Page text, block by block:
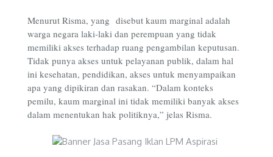
Menurut Risma, yang disebut kaum marginal adalah
warga negara laki-laki dan perempuan yang tidak
memiliki akses terhadap ruang pengambilan keputusan.
Tidak punya akses untuk pelayanan publik, dalam hal
ini kesehatan, pendidikan, akses untuk menyampaikan
apa yang dipikiran dan rasakan. “Dalam konteks
pemilu, kaum marginal ini tidak memiliki banyak akses
dalam menentukan hak politiknya,” jelas Risma.